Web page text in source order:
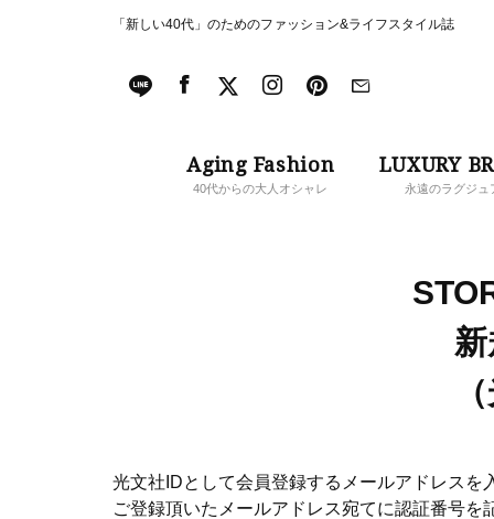
「新しい40代」のためのファッション&ライフスタイル誌
Aging Fashion
40代からの大人オシャレ
LUXURY
永遠のラグジュ
光文社IDとして会員登録するメールアドレスを
ご登録頂いたメールアドレス宛てに認証番号